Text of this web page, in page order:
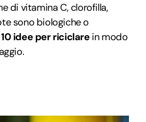
di vitamina C, clorofilla,
sono biologiche o
10 idee per riciclarein modo